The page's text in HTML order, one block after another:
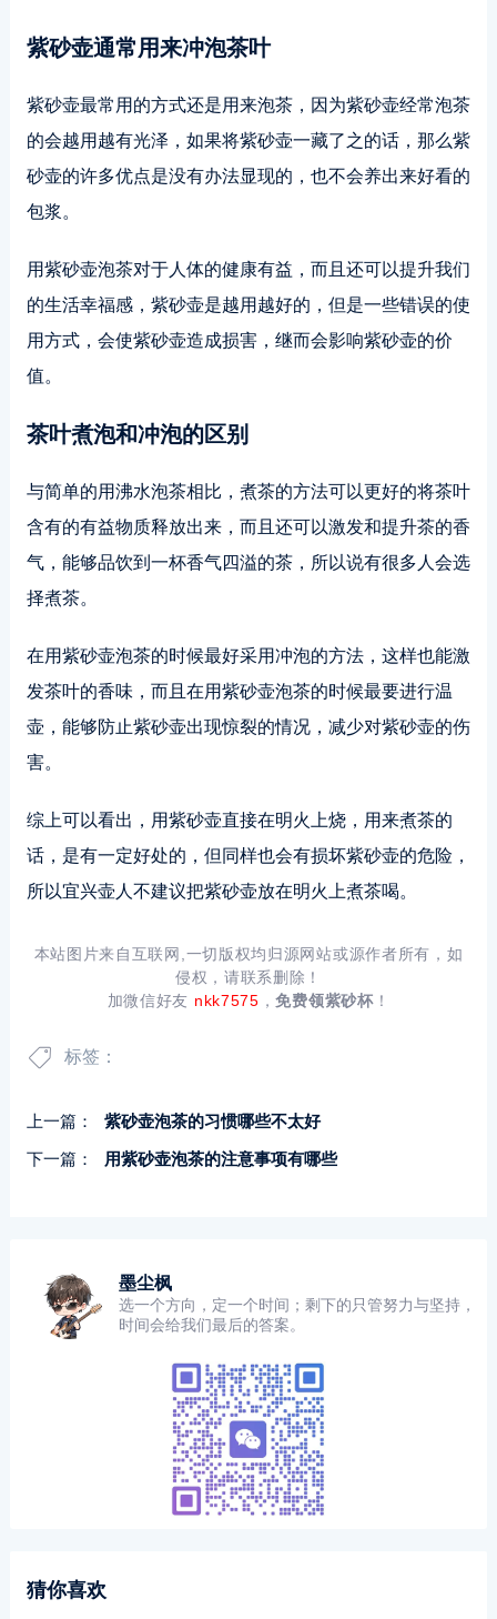
紫砂壶通常用来冲泡茶叶
紫砂壶最常用的方式还是用来泡茶，因为紫砂壶经常泡茶
的会越用越有光泽，如果将紫砂壶一藏了之的话，那么紫
砂壶的许多优点是没有办法显现的，也不会养出来好看的
包浆。
用紫砂壶泡茶对于人体的健康有益，而且还可以提升我们
的生活幸福感，紫砂壶是越用越好的，但是一些错误的使
用方式，会使紫砂壶造成损害，继而会影响紫砂壶的价
值。
茶叶煮泡和冲泡的区别
与简单的用沸水泡茶相比，煮茶的方法可以更好的将茶叶
含有的有益物质释放出来，而且还可以激发和提升茶的香
气，能够品饮到一杯香气四溢的茶，所以说有很多人会选
择煮茶。
在用紫砂壶泡茶的时候最好采用冲泡的方法，这样也能激
发茶叶的香味，而且在用紫砂壶泡茶的时候最要进行温
壶，能够防止紫砂壶出现惊裂的情况，减少对紫砂壶的伤
害。
综上可以看出，用紫砂壶直接在明火上烧，用来煮茶的
话，是有一定好处的，但同样也会有损坏紫砂壶的危险，
所以宜兴壶人不建议把紫砂壶放在明火上煮茶喝。
本站图片来自互联网,一切版权均归源网站或源作者所有，如
侵权，请联系删除！
加微信好友 nkk7575 ，免费领紫砂杯！
标签：
上一篇：
紫砂壶泡茶的习惯哪些不太好
下一篇：
用紫砂壶泡茶的注意事项有哪些
墨尘枫
选一个方向，定一个时间；剩下的只管努力与坚持，
时间会给我们最后的答案。
猜你喜欢